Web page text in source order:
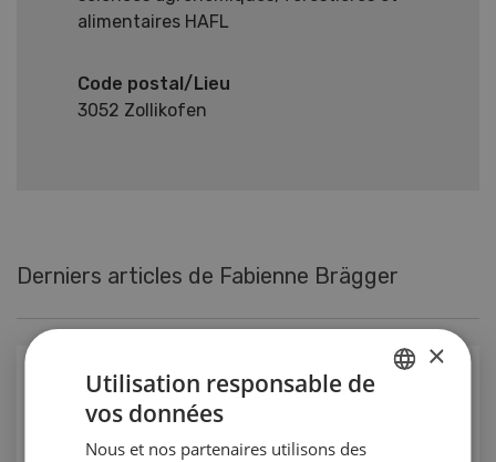
alimentaires HAFL
Code postal/Lieu
3052 Zollikofen
Derniers articles de Fabienne Brägger
Production animale
Du bêta-carotène pour améliorer le
colostrum
×
Utilisation responsable de
vos données
Nous et nos partenaires utilisons des